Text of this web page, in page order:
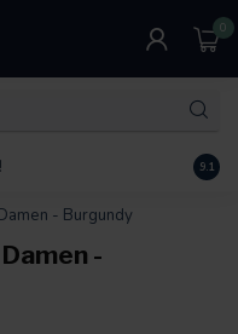
0
9.1
- Burgundy
-